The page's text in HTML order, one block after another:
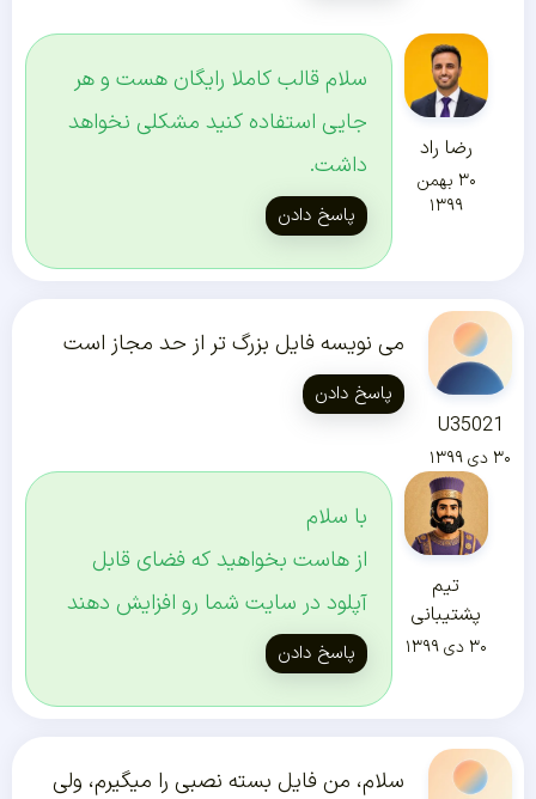
رضا راد
۳۰ بهمن
۱۳۹۹
سلام قالب کاملا رایگان هست و هر
جایی استفاده کنید مشکلی نخواهد
داشت.
پاسخ دادن
U35021
۳۰ دی ۱۳۹۹
می نویسه فایل بزرگ تر از حد مجاز است
پاسخ دادن
تیم
پشتیبانی
۳۰ دی ۱۳۹۹
با سلام
از هاست بخواهید که فضای قابل
آپلود در سایت شما رو افزایش دهند
پاسخ دادن
سلام، من فایل بسته نصبی را میگیرم، ولی